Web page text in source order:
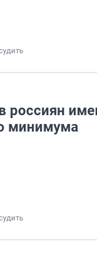
россиян
минимума